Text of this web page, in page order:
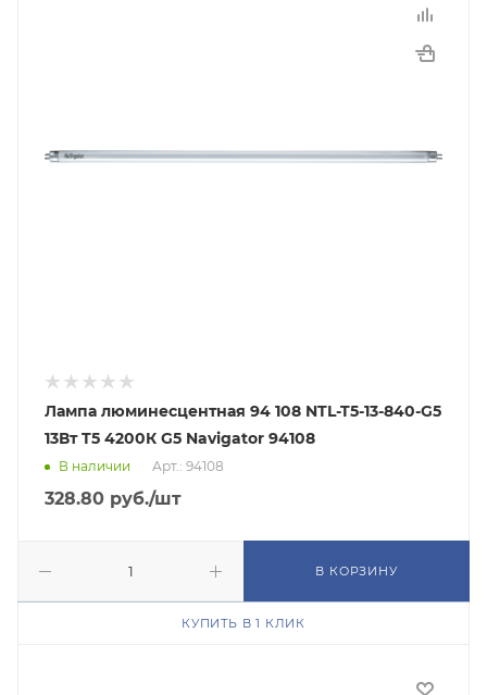
Лампа люминесцентная 94 108 NTL-T5-13-840-G5
13Вт T5 4200К G5 Navigator 94108
В наличии Арт.: 94108
328.80 руб./шт
В КОРЗИНУ
КУПИТЬ В 1 КЛИК